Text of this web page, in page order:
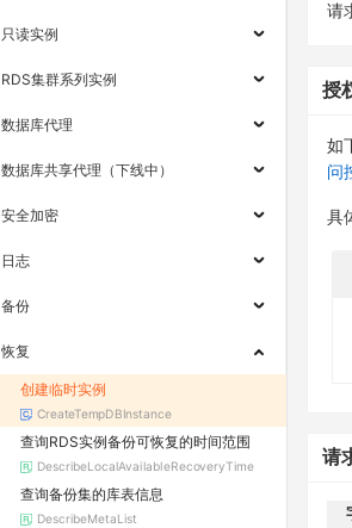
只读实例
RDS集群系列实例
数据库代理
数据库共享代理（下线中）
安全加密
日志
备份
恢复
创建临时实例
CreateTempDBInstance
查询RDS实例备份可恢复的时间范围
DescribeLocalAvailableRecoveryTime
查询备份集的库表信息
DescribeMetaList
请
授
如
问
具
请